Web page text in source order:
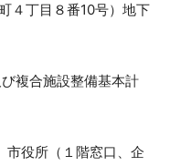
４丁目８番10号）地下
複合施設整備基本計
役所（１階窓口、企